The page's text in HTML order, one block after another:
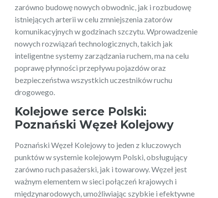
zarówno budowę nowych obwodnic, jak i rozbudowę
istniejących arterii w celu zmniejszenia zatorów
komunikacyjnych w godzinach szczytu. Wprowadzenie
nowych rozwiązań technologicznych, takich jak
inteligentne systemy zarządzania ruchem, ma na celu
poprawę płynności przepływu pojazdów oraz
bezpieczeństwa wszystkich uczestników ruchu
drogowego.
Kolejowe serce Polski:
Poznański Węzeł Kolejowy
Poznański Węzeł Kolejowy to jeden z kluczowych
punktów w systemie kolejowym Polski, obsługujący
zarówno ruch pasażerski, jak i towarowy. Węzeł jest
ważnym elementem w sieci połączeń krajowych i
międzynarodowych, umożliwiając szybkie i efektywne